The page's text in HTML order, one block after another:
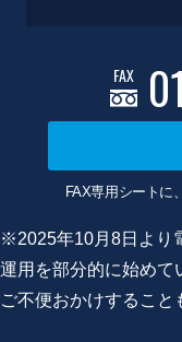
FAX
FAX専用シートに
※2025年10月8日より
運用を部分的に始めて
ご不便おかけすること